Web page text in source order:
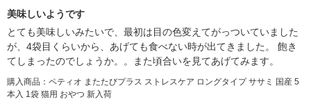
美味しいようです
とても美味しいみたいで、最初は目の色変えてがっついていました
が、4袋目くらいから、あげても食べない時が出てきました。 飽き
てしまったのでしょうか。。また頃合いを見てあげてみます。
購入商品：ペティオ またたびプラス ストレスケア ロングタイプ ササミ 国産 5
本入 1袋 猫用 おやつ 新入荷